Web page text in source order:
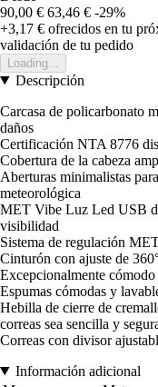
90,00 € 63,46 € -29%
+3,17 € ofrecidos en tu
validación de tu pedido
Loading...
Descripción
Carcasa de policarbonato
daños
Certificación NTA 8776
Cobertura de la cabeza
Aberturas minimalistas
meteorológica
MET Vibe Luz Led USB
visibilidad
Sistema de regulación
Cinturón con ajuste de
Excepcionalmente
Espumas cómodas y
Hebilla de cierre de
correas sea sencilla y
Correas con divisor
Información adicional